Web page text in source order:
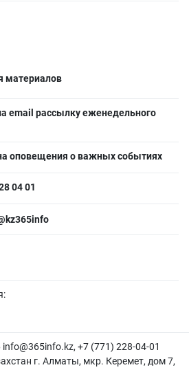
материалов
email рассылку еженедельного
оповещения о важных событиях
04 01
info@365info.kz, +7 (771) 228-04-01
г. Алматы, мкр. Керемет, дом 7,